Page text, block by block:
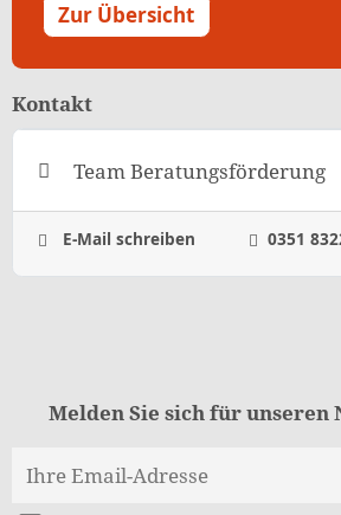
Zur Übersicht
Kontakt
Team Beratungsförderung
E-Mail schreiben 0351
Melden Sie sich für unseren